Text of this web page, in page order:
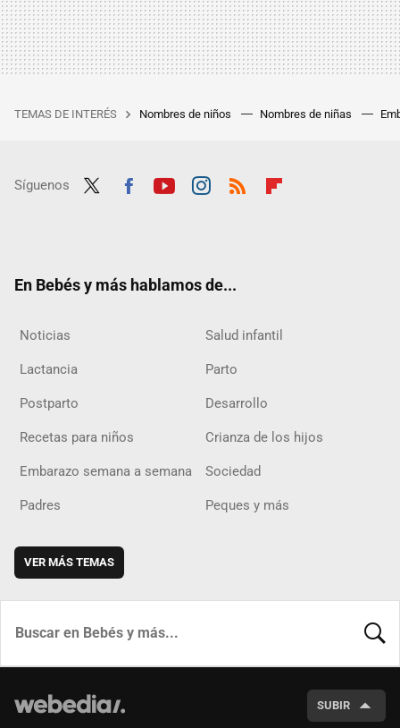
TEMAS DE INTERÉS Nombres de niños Nombres de niñas
Síguenos
En Bebés y más hablamos de...
Noticias Salud infantil
Lactancia Parto
Postparto Desarrollo
Recetas para niños Crianza de los hijos
Embarazo semana a semana Sociedad
Padres Peques y más
VER MÁS TEMAS
SUBIR